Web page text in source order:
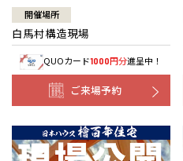
開催場所
白馬村構造現場
QUOカード1000円分進呈中！
ご来場予約